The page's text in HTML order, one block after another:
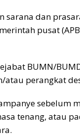
sarana dan
pusat
BUMN/
atau perangkat
sebelum
tenang, atau